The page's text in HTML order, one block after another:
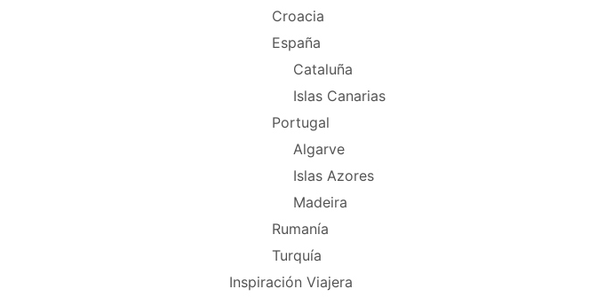
Croacia
España
Cataluña
Islas Canarias
Portugal
Algarve
Islas Azores
Madeira
Rumanía
Turquía
Inspiración Viajera